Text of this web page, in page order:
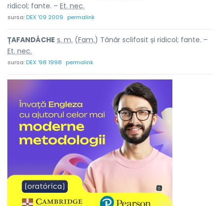
ridicol; fante. – Et. nec.
sursa:DEX '09 2009 permalink
ȚAFANDÁCHE s. m. (Fam.) Tânăr sclifosit și ridicol; fante. –
Et. nec.
sursa:DEX '98 1998 permalink